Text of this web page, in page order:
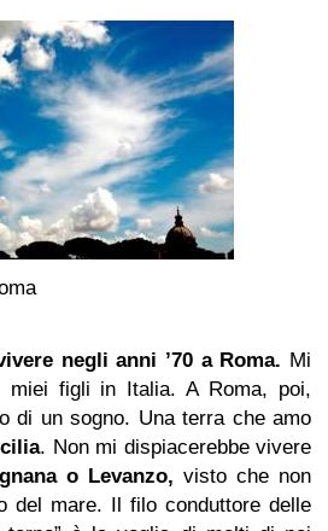
negli anni ’70 a Roma. Mi
miei figli in Italia. A Roma, poi,
di un sogno. Una terra che amo
. Non mi dispiacerebbe vivere
o Levanzo, visto che non
del mare. Il filo conduttore delle